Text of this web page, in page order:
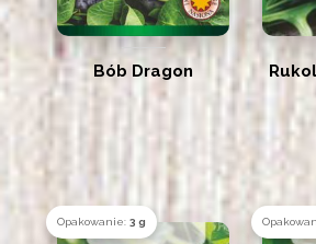
Bób Dragon
Opakowanie:3 g